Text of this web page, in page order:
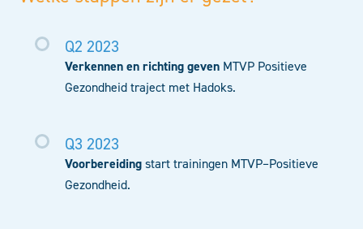
Q2 2023
Verkennen en richting geven MTVP Positieve
Gezondheid traject met Hadoks.
Q3 2023
Voorbereidingstart trainingen MTVP–Positieve
Gezondheid.